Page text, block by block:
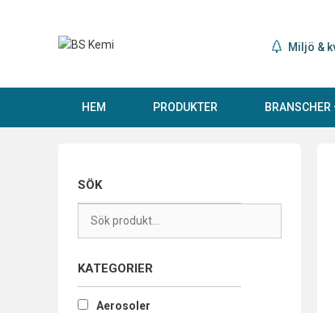
Miljö &
HEM PRODUKTER
SÖK
KATEGORIER
Aerosoler